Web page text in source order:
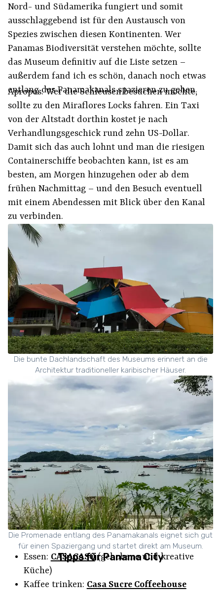
Nord- und Südamerika fungiert und somit
ausschlaggebend ist für den Austausch von
Spezies zwischen diesen Kontinenten. Wer
Panamas Biodiversität verstehen möchte, sollte
das Museum definitiv auf die Liste setzen –
außerdem fand ich es schön, danach noch etwas
entlang des Panamakanals spazieren zu gehen.
Apropos: Wer die Schleusen besuchen möchte,
sollte zu den Miraflores Locks fahren. Ein Taxi
von der Altstadt dorthin kostet je nach
Verhandlungsgeschick rund zehn US-Dollar.
Damit sich das auch lohnt und man die riesigen
Containerschiffe beobachten kann, ist es am
besten, am Morgen hinzugehen oder ab dem
frühen Nachmittag – und den Besuch eventuell
mit einem Abendessen mit Blick über den Kanal
zu verbinden.
Die bunte Dachlandschaft des Museums erinnert an die
Architektur traditioneller karibischer Häuser.
Die Promenade entlang des Panamakanals eignet sich gut
für einen Spaziergang und startet direkt am Museum.
Tipps für Panama City
Essen: CASACASO(gehobene und kreative
Küche)
Kaffee trinken: Casa Sucre Coffeehouse